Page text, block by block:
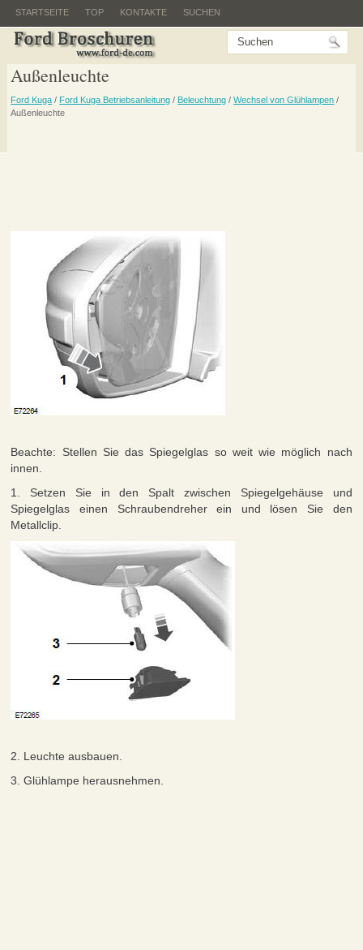
STARTSEITE TOP KONTAKTE SUCHEN
Außenleuchte
Ford Kuga / Ford Kuga Betriebsanleitung / Beleuchtung /Wechsel von Glühlampen /
Außenleuchte
Beachte: Stellen Sie das Spiegelglas so weit wie möglich nach
innen.
1. Setzen Sie in den Spalt zwischen Spiegelgehäuse und
Spiegelglas einen Schraubendreher ein und lösen Sie den
Metallclip.
2. Leuchte ausbauen.
3. Glühlampe herausnehmen.